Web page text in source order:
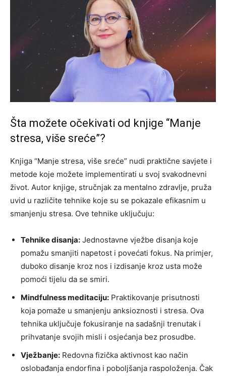
Šta možete očekivati od knjige “Manje
stresa, više sreće”?
Knjiga “Manje stresa, više sreće” nudi praktične savjete i
metode koje možete implementirati u svoj svakodnevni
život. Autor knjige, stručnjak za mentalno zdravlje, pruža
uvid u različite tehnike koje su se pokazale efikasnim u
smanjenju stresa. Ove tehnike uključuju:
Tehnike disanja: Jednostavne vježbe disanja koje
pomažu smanjiti napetost i povećati fokus. Na primjer,
duboko disanje kroz nos i izdisanje kroz usta može
pomoći tijelu da se smiri.
Mindfulness meditaciju: Praktikovanje prisutnosti
koja pomaže u smanjenju anksioznosti i stresa. Ova
tehnika uključuje fokusiranje na sadašnji trenutak i
prihvatanje svojih misli i osjećanja bez prosudbe.
Vježbanje: Redovna fizička aktivnost kao način
oslobađanja endorfina i poboljšanja raspoloženja. Čak